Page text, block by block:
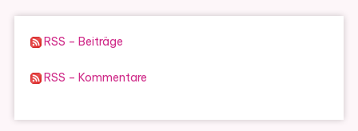
RSS – Beiträge
RSS – Kommentare